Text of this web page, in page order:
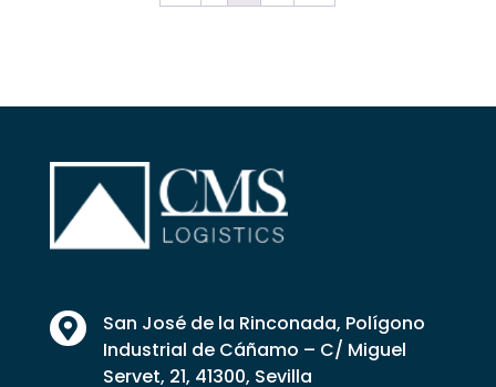

San José de la Rinconada, Polígono
Industrial de Cáñamo – C/ Miguel
Servet, 21, 41300, Sevilla